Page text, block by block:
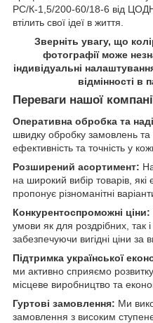
PС/К-1,5/200-60/18-6 від
втілить свої ідеї в життя.
Зверніть увагу, що
фотографії може
індивідуальні
відмінності в
Переваги нашої
Оперативна обробка та
швидку обробку замовлень та
ефективність та точність у
Розширений асортимент:
на широкий вибір товарів,
пропонує різноманітні
Конкурентоспроможні ціни:
умови як для роздрібних, так
забезпечуючи вигідні ціни за
Підтримка української
ми активно сприяємо
місцеве виробництво та
Гуртові замовлення: Ми
замовлення з високим